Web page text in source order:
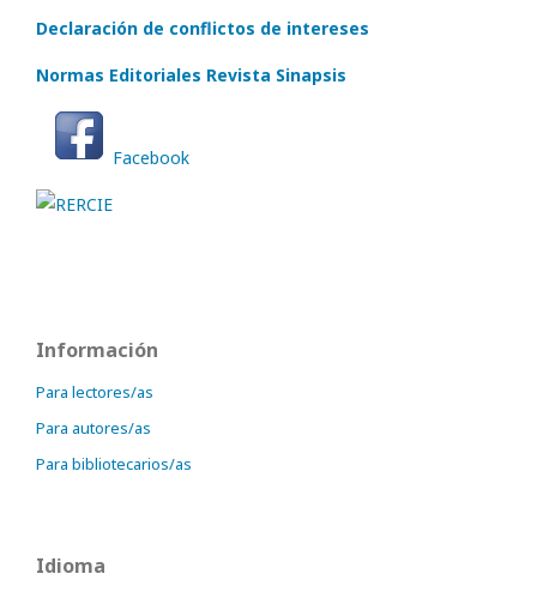
Declaración de conflictos de intereses
Normas Editoriales Revista Sinapsis
Facebook
Información
Para lectores/as
Para autores/as
Para bibliotecarios/as
Idioma